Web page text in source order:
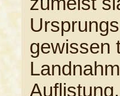
gewissen